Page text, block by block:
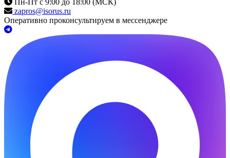
Пн-Пт с 9:00 до 18:00 (МСК)
zapros@isorus.ru
Оперативно проконсультируем в мессенджере